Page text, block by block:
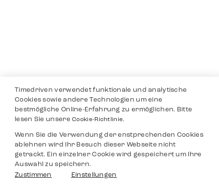
Timedriven verwendet funktionale und analytische
Cookies sowie andere Technologien um eine
bestmögliche Online-Erfahrung zu ermöglichen. Bitte
lesen Sie unsereCookie-Richtlinie.
Wenn Sie die Verwendung der enstprechenden Cookies
ablehnen wird Ihr Besuch dieser Webseite nicht
getrackt. Ein einzelner Cookie wird gespeichert um Ihre
Auswahl zu speichern.
Zustimmen
Einstellungen